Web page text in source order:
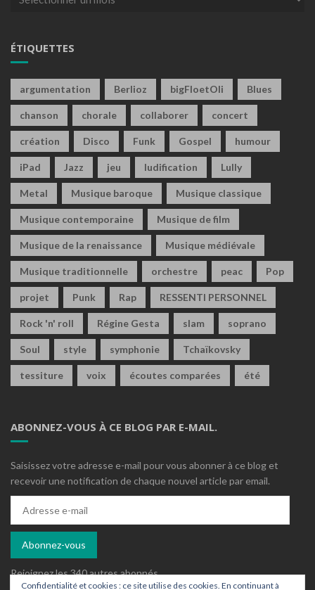
ÉTIQUETTES
argumentation Berlioz bigFloetOli Blues
chanson chorale collaborer concert
création Disco Funk Gospel humour
iPad Jazz jeu ludification Lully
Metal Musique baroque Musique classique
Musique contemporaine Musique de film
Musique de la renaissance Musique médiévale
Musique traditionnelle orchestre peac Pop
projet Punk Rap RESSENTI PERSONNEL
Rock 'n' roll Régine Gesta slam soprano
Soul style symphonie Tchaïkovsky
tessiture voix écoutes comparées été
ABONNEZ-VOUS À CE BLOG PAR E-MAIL.
Saisissez votre adresse e-mail pour vous abonner à ce blog et
recevoir une notification de chaque nouvel article par email.
mail
Abonnez-vous
Rejoignez les 340 autres abonnés
Confidentialité et cookies : ce site utilise des cookies. En continuant à